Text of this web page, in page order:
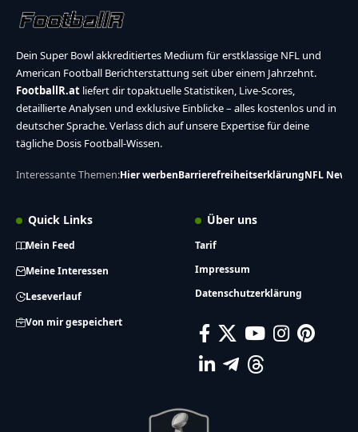
Dein Super Bowl akkreditiertes Medium für erstklassige NFL und
American Football Berichterstattung seit über einem Jahrzehnt.
FootballR.at liefert dir topaktuelle Statistiken, Live-Scores,
detaillierte Analysen und exklusive Einblicke – alles kostenlos und in
deutscher Sprache. Verlass dich auf unsere Expertise für deine
tägliche Dosis Football-Wissen.
Interessante Themen:Hier werbenBarrierefreiheitserklärungNFL News
Quick Links
Mein Feed
Meine Interessen
Leseverlauf
Von mir gespeichert
Über uns
Tarif
Impressum
Datenschutzerklärung